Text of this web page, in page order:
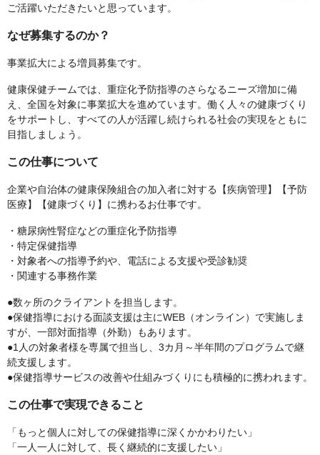
ご活躍いただきたいと思っています。
なぜ募集するのか？
事業拡大による増員募集です。
健康保健チームでは、重症化予防指導のさらなるニーズ増加に備
え、全国を対象に事業拡大を進めています。働く人々の健康づくり
をサポートし、すべての人が活躍し続けられる社会の実現をともに
目指しましょう。
この仕事について
企業や自治体の健康保険組合の加入者に対する【疾病管理】【予防
医療】【健康づくり】に携わるお仕事です。
・糖尿病性腎症などの重症化予防指導
・特定保健指導
・対象者への指導予約や、電話による支援や受診勧奨
・関連する事務作業
●数ヶ所のクライアントを担当します。
●保健指導における面談支援は主にWEB（オンライン）で実施しま
すが、一部対面指導（外勤）もあります。
●1人の対象者様を専属で担当し、3カ月～半年間のプログラムで継
続支援します。
●保健指導サービスの改善や仕組みづくりにも積極的に携われます。
この仕事で実現できること
「もっと個人に対しての保健指導に深くかかわりたい」
「一人一人に対して、長く継続的に支援したい」